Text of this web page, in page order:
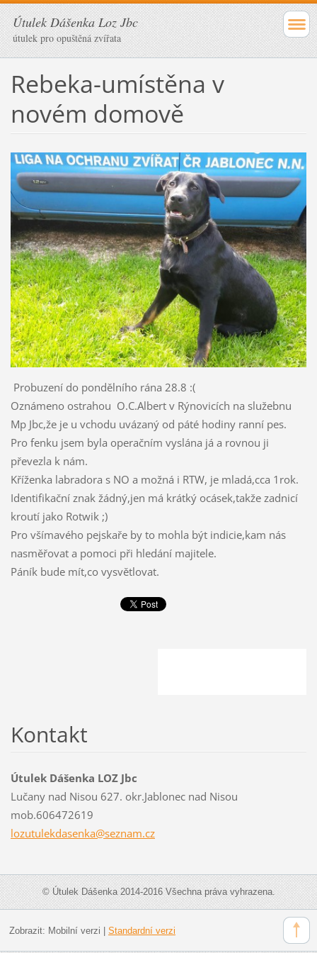
Útulek Dášenka Loz Jbc
útulek pro opuštěná zvířata
Rebeka-umístěna v
novém domově
Probuzení do pondělního rána 28.8 :(
Oznámeno ostrahou O.C.Albert v Rýnovicích na služebnu
Mp Jbc,že je u vchodu uvázaný od páté hodiny ranní pes.
Pro fenku jsem byla operačním vyslána já a rovnou ji
převezla k nám.
Kříženka labradora s NO a možná i RTW, je mladá,cca 1rok.
Identifikační znak žádný,jen má krátký ocásek,takže zadnicí
kroutí jako Rotwik ;)
Pro všímavého pejskaře by to mohla být indicie,kam nás
nasměřovat a pomoci při hledání majitele.
Páník bude mít,co vysvětlovat.
Kontakt
Útulek Dášenka LOZ Jbc
Lučany nad Nisou 627. okr.Jablonec nad Nisou
mob.606472619
lozutulekdasenka@seznam.cz
© Útulek Dášenka 2014-2016 Všechna práva vyhrazena.
Zobrazit: Mobilní verzi Standardní verzi